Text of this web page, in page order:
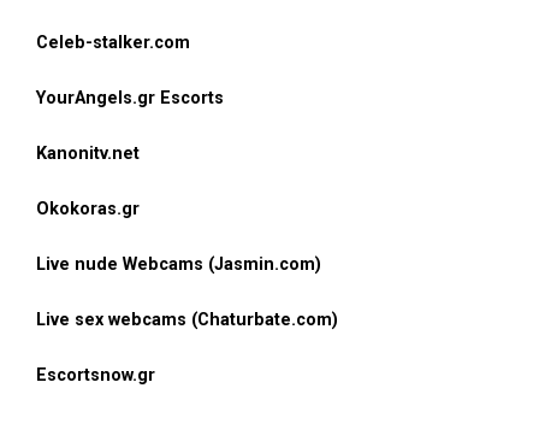
Celeb-stalker.com
YourAngels.gr Escorts
Kanonitv.net
Okokoras.gr
Live nude Webcams (Jasmin.com)
Live sex webcams (Chaturbate.com)
Escortsnow.gr